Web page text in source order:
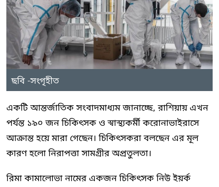
ছবি -সংগৃহীত
একটি আন্তর্জাতিক সংবাদমাধ্যম জানাচ্ছে, রাশিয়ায় এখন
পর্যন্ত ১৯০ জন চিকিৎসক ও স্বাস্থ্যকর্মী করোনাভাইরাসে
আক্রান্ত হয়ে মারা গেছেন। চিকিৎসকরা বলছেন এর মূল
কারণ হলো নিরাপত্তা সামগ্রীর অপ্রতুলতা।
রিমা কামালোভা নামের একজন চিকিৎসক নিউ ইয়র্ক